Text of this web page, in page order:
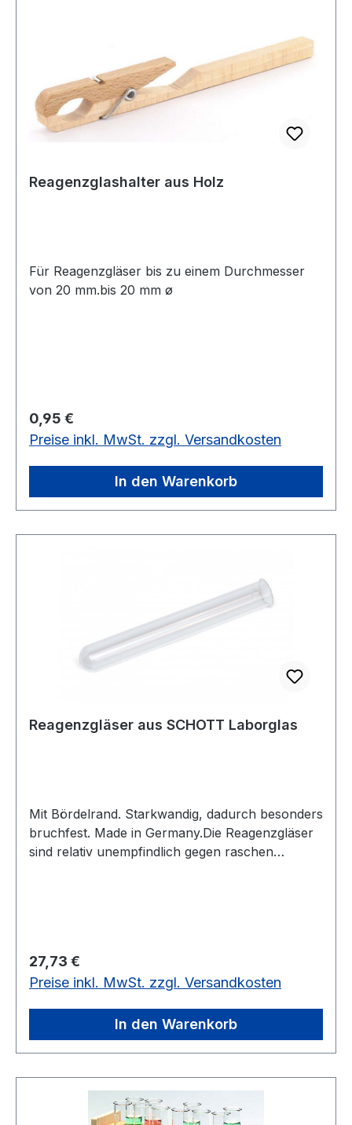
Reagenzglashalter aus Holz
Für Reagenzgläser bis zu einem Durchmesser
von 20 mm.bis 20 mm ø
Regulärer Preis:
0,95 €
Preise inkl. MwSt. zzgl. Versandkosten
In den Warenkorb
Reagenzgläser aus SCHOTT Laborglas
Mit Bördelrand. Starkwandig, dadurch besonders
bruchfest. Made in Germany.Die Reagenzgläser
sind relativ unempfindlich gegen raschen
200mmPackung mit 46 StückPassende
Gummistopfen bitte extra bestellen. Diese finden
Regulärer Preis:
27,73 €
Preise inkl. MwSt. zzgl. Versandkosten
In den Warenkorb